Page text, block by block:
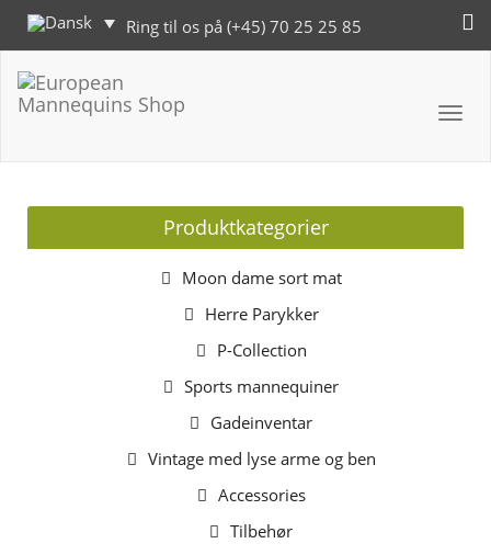
Ring til os på (+45) 70 25 25 85
Produktkategorier
Moon dame sort mat
Herre Parykker
P-Collection
Sports mannequiner
Gadeinventar
Vintage med lyse arme og ben
Accessories
Tilbehør